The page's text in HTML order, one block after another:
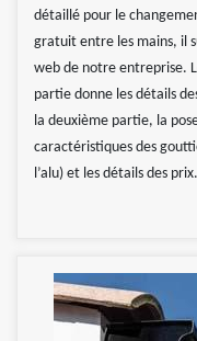
détaillé pour le
gratuit entre les mains, il
web de notre entreprise.
partie donne les détails
la deuxième partie, la
caractéristiques des
l’alu) et les détails des prix.